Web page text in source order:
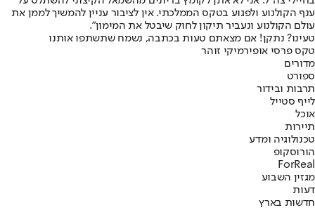
ענף הקולנוע ולפגוע בטקס הממלכתי. אין לציבור עניין להמשיך לממן את
עולם הקולנוע ונעביר תיקון לחוק שיבטל את המימון".
טעינו? נתקן! אם מצאתם טעות בכתבה, נשמח שתשתפו אותנו
טקס פרסי אופירמיקי זוהר
מדורים
ספורט
תרבות ובידור
לייף סטייל
אוכל
תיירות
טכנולוגיה ומדע
הורוסקופ
ForReal
מגזין השבוע
דעות
חדשות בארץ